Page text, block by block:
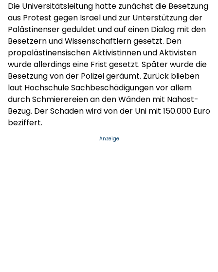
Die Universitätsleitung hatte zunächst die Besetzung
aus Protest gegen Israel und zur Unterstützung der
Palästinenser geduldet und auf einen Dialog mit den
Besetzern und Wissenschaftlern gesetzt. Den
propalästinensischen Aktivistinnen und Aktivisten
wurde allerdings eine Frist gesetzt. Später wurde die
Besetzung von der Polizei geräumt. Zurück blieben
laut Hochschule Sachbeschädigungen vor allem
durch Schmierereien an den Wänden mit Nahost-
Bezug. Der Schaden wird von der Uni mit 150.000 Euro
beziffert.
Anzeige